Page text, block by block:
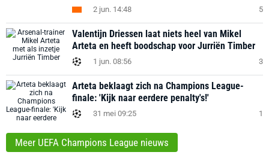
2 jun. 14:48 5
Valentijn Driessen laat niets heel van Mikel
Arteta en heeft boodschap voor Jurriën Timber
1 jun. 08:56 3
Arteta beklaagt zich na Champions League-
finale: 'Kijk naar eerdere penalty's!'
31 mei 09:25 1
Meer UEFA Champions League nieuws